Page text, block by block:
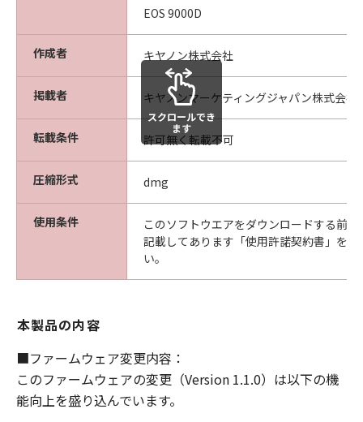
売店、ならびにキヤノンのライセンサー
は、お客様が「許諾ソフトウェア」を使用
した結果として生ずるあらゆる行為につい
て、一切の責任を明確に否認します。お客
様は、ご自身の裁量とリスクで「許諾ソフ
トウェア」を使用し、「許諾ソフトウェ
ア」を使用することから生じた、使用コン
ピュータの損傷またはデータ損失について
は、お客様のみが全責任を負います。
(3) 「許諾ソフトウェア」の動作が実質的
に仕様に合致しない場合についてのキヤノ
ン、キヤノンの子会社、キヤノンの関連会
社、それらの販売代理店または販売店なら
びにキヤノンのライセンサーのすべての責
を解決するための対応策の提示、対応策の
実施または、「許諾ソフトウェア」の修正
版の作成および提供のみです。ただし、キ
ヤノン、キヤノンの子会社、キヤノンの関
連会社、それらの販売代理店または販売店
EOS 9000D
作成者 キヤノン株式会社
掲載者 キヤノンマーケティングジャパン株式会社
転載条件 許可無く転載不可
圧縮形式 dmg
使用条件
このソフトウエアをダウンロードする前
記載してあります「使用許諾契約書」を
い。
スクロールでき
ます
本製品の内容
■ファームウェア変更内容：
このファームウェアの変更（Version 1.1.0）は以下の機
能向上を盛り込んでいます。